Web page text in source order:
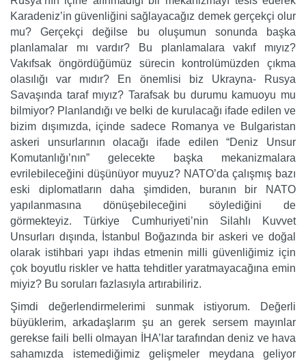
Karadeniz’in güvenliğini sağlayacağız demek gerçekçi olur
mu? Gerçekçi değilse bu oluşumun sonunda başka
planlamalar mı vardır? Bu planlamalara vakıf mıyız?
Vakıfsak öngördüğümüz sürecin kontrolümüzden çıkma
olasılığı var mıdır? En önemlisi biz Ukrayna- Rusya
Savaşında taraf mıyız? Tarafsak bu durumu kamuoyu mu
bilmiyor? Planlandığı ve belki de kurulacağı ifade edilen ve
bizim dışımızda, içinde sadece Romanya ve Bulgaristan
askeri unsurlarının olacağı ifade edilen “Deniz Unsur
Komutanlığı’nın” gelecekte başka mekanizmalara
evrilebileceğini düşünüyor muyuz? NATO’da çalışmış bazı
eski diplomatların daha şimdiden, buranın bir NATO
yapılanmasına dönüşebileceğini söylediğini de
görmekteyiz. Türkiye Cumhuriyeti’nin Silahlı Kuvvet
Unsurları dışında, İstanbul Boğazında bir askeri ve doğal
olarak istihbari yapı ihdas etmenin milli güvenliğimiz için
çok boyutlu riskler ve hatta tehditler yaratmayacağına emin
miyiz? Bu soruları fazlasıyla artırabiliriz.
Şimdi değerlendirmelerimi sunmak istiyorum. Değerli
büyüklerim, arkadaşlarım şu an gerek sersem mayınlar
gerekse faili belli olmayan İHA’lar tarafından deniz ve hava
sahamızda istemediğimiz gelişmeler meydana geliyor